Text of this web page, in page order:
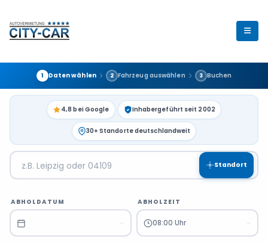
1 Daten wählen 2 Fahrzeug auswählen 3 Buchen
4,8 bei Google Inhabergeführt seit 2002
30+ Standorte deutschlandweit
Standort
ABHOLDATUM ABHOLZEIT
08:00 Uhr